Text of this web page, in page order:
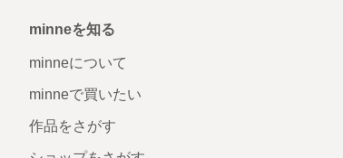
minneを知る
minneについて
minneで買いたい
作品をさがす